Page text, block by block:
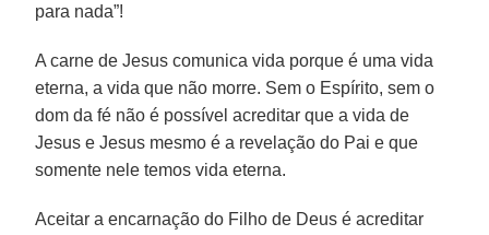
para nada”!
A carne de Jesus comunica vida porque é uma vida
eterna, a vida que não morre. Sem o Espírito, sem o
dom da fé não é possível acreditar que a vida de
Jesus e Jesus mesmo é a revelação do Pai e que
somente nele temos vida eterna.
Aceitar a encarnação do Filho de Deus é acreditar